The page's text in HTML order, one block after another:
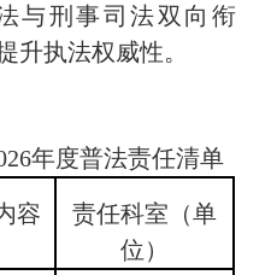
与刑事司法双向衔
升执法权威性。
年度普法责任清单
容
责任科室（单
位）